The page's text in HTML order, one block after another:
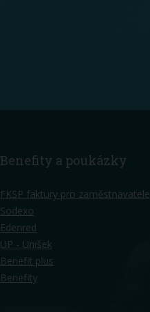
Benefity a poukázky
FKSP faktury pro zaměstnavatele
Sodexo
Edenred
UP - Unišek
Benefit plus
Benefity